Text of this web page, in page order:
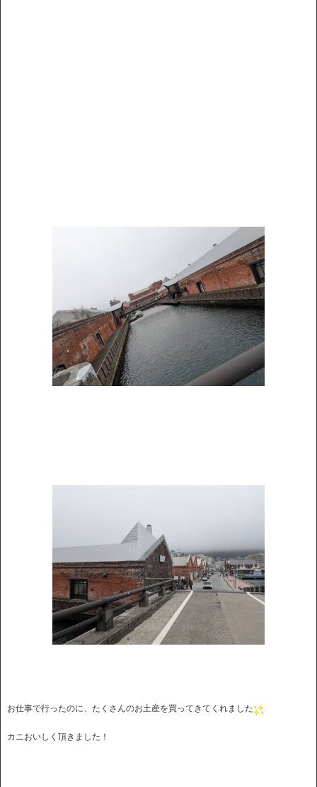
お仕事で行ったのに、たくさんのお土産を買ってきてくれました
カニおいしく頂きました！